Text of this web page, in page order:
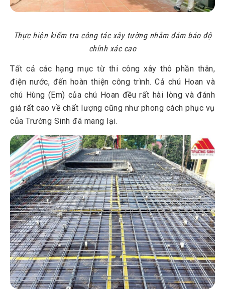
Thực hiện kiểm tra công tác xây tường nhằm đảm bảo độ
chính xác cao
Tất cả các hạng mục từ thi công xây thô phần thân,
điện nước, đến hoàn thiện công trình. Cả chú Hoan và
chú Hùng (Em) của chú Hoan đều rất hài lòng và đánh
giá rất cao về chất lượng cũng như phong cách phục vụ
của Trường Sinh đã mang lại.